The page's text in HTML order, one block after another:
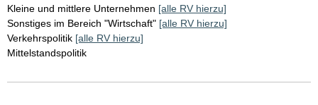
Kleine und mittlere Unternehmen [alle RV hierzu]
Sonstiges im Bereich "Wirtschaft" [alle RV hierzu]
Verkehrspolitik [alle RV hierzu]
Mittelstandspolitik